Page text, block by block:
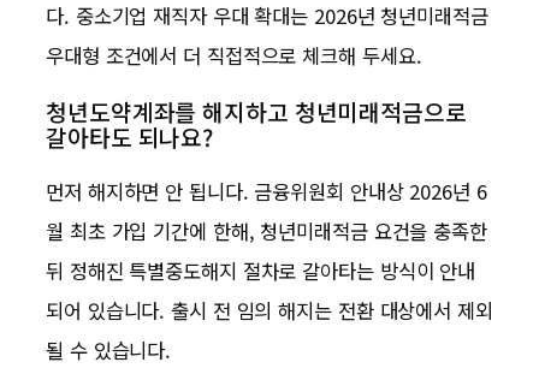
다. 중소기업 재직자 우대 확대는 2026년 청년미래적금
우대형 조건에서 더 직접적으로 체크해 두세요.
청년도약계좌를 해지하고 청년미래적금으로
갈아타도 되나요?
먼저 해지하면 안 됩니다. 금융위원회 안내상 2026년 6
월 최초 가입 기간에 한해, 청년미래적금 요건을 충족한
뒤 정해진 특별중도해지 절차로 갈아타는 방식이 안내
되어 있습니다. 출시 전 임의 해지는 전환 대상에서 제외
될 수 있습니다.